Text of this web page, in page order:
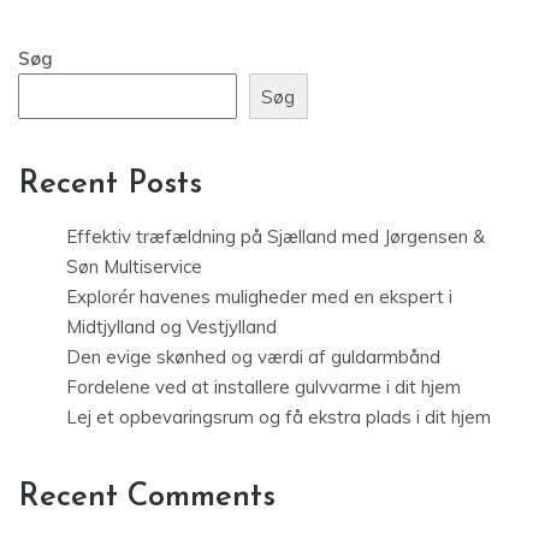
Søg
Søg
Recent Posts
Effektiv træfældning på Sjælland med Jørgensen &
Søn Multiservice
Explorér havenes muligheder med en ekspert i
Midtjylland og Vestjylland
Den evige skønhed og værdi af guldarmbånd
Fordelene ved at installere gulvvarme i dit hjem
Lej et opbevaringsrum og få ekstra plads i dit hjem
Recent Comments